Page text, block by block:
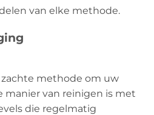
van elke methode.
methode om uw
manier van reinigen is met
die regelmatig